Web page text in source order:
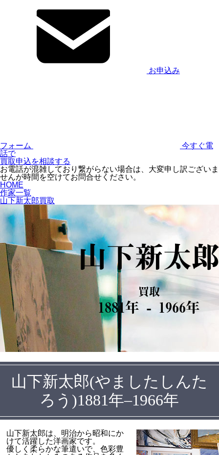
お申込み
フォーム
今すぐ電
話で
買取申込を相談する
お電話が混雑しており繋がらない場合は、大変申し訳ございま
せんが時間を空けてお問合せください。
HOME
作家一覧
山下新太郎買取
山下新太
買取
1881年 - 1966年
山下新太郎(やましたしんた
ろう)1881年–1966年
山下新太郎は、明治から昭和にか
けて活躍した洋画家です。
優しく柔らかな筆遣いで、色彩豊